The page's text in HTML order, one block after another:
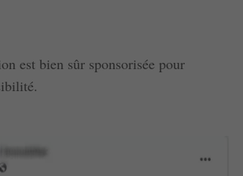
est bien sûr sponsorisée pour